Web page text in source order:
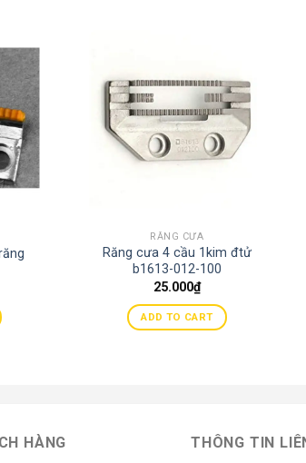
RĂNG CƯA
Răng cưa 4 cầu 1kim đtử
b1613-012-100
25.000₫
ADD TO CART
HÀNG THÔNG TIN